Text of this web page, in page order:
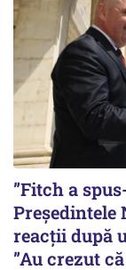
”Fitch a
Președintele
reacții după
”Au crezut